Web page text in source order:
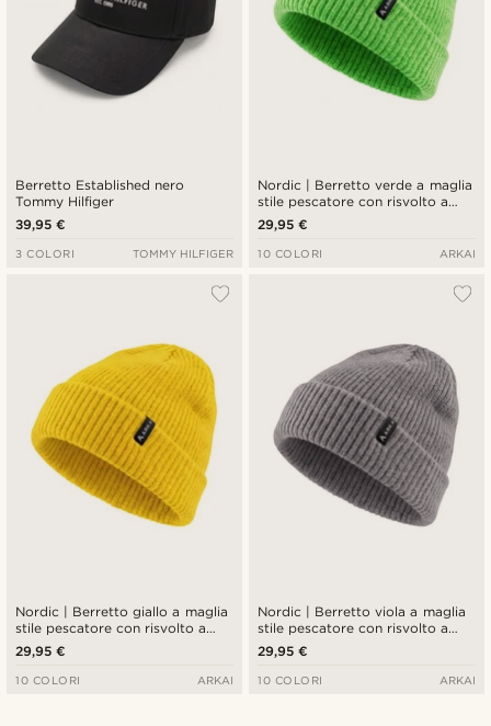
Berretto Established nero
Tommy Hilfiger
39,95 €
3 COLORI TOMMY HILFIGER
Nordic | Berretto verde a maglia
stile pescatore con risvolto a
coste
29,95 €
10 COLORI ARKAI
Nordic | Berretto giallo a maglia
stile pescatore con risvolto a
coste
29,95 €
10 COLORI ARKAI
Nordic | Berretto viola a maglia
stile pescatore con risvolto a
coste
29,95 €
10 COLORI ARKAI